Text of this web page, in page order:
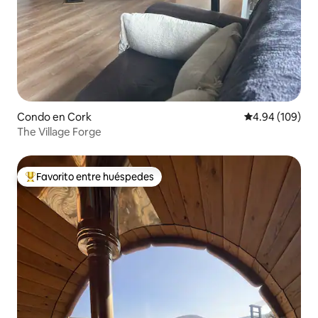
Condo en Cork Calificación
4.94 (109)
The Village Forge
Favorito entre huéspedes preferido
Favorito entre huéspedes